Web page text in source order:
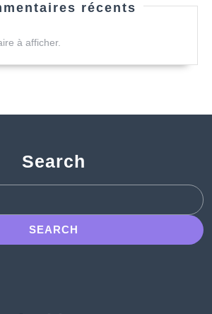
récents
à afficher.
Search